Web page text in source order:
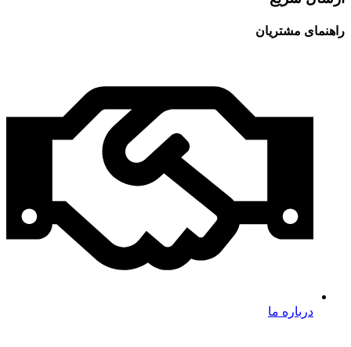
راهنمای مشتریان
درباره ما